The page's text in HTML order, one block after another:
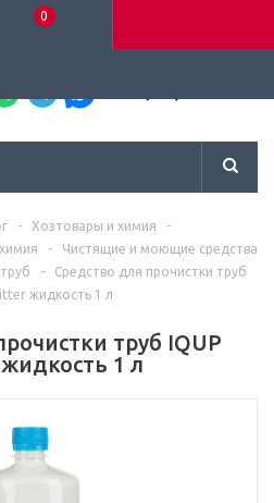
0
- Хозтовары и химия
-
-
Чистящие и моющие средства
-
Средство для прочистки труб
жидкость 1 л
труб IQUP
1 л